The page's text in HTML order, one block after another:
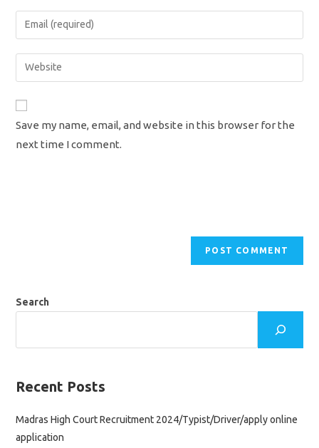
name
comment
Enter
your
email
address
Enter
your
URL
(optional)
Save my name, email, and website in this browser for the
next time I comment.
Search
Recent Posts
Madras High Court Recruitment 2024/Typist/Driver/apply online
application